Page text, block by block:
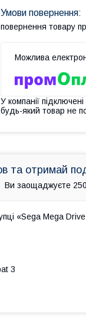
повернення товару
У компанії
будь-який товар не
та отримай
Ви заощаджуєте
«Sega Mega
3